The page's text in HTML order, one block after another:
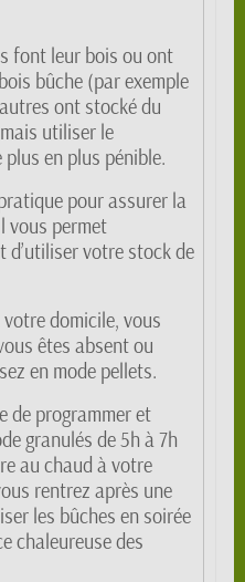
font leur bois ou ont
bûche (par exemple
ont stocké du
utiliser le
en plus pénible.
pour assurer la
vous permet
d’utiliser votre stock de
domicile, vous
êtes absent ou
en mode pellets.
de programmer et
granulés de 5h à 7h
au chaud à votre
rentrez après une
les bûches en soirée
chaleureuse des